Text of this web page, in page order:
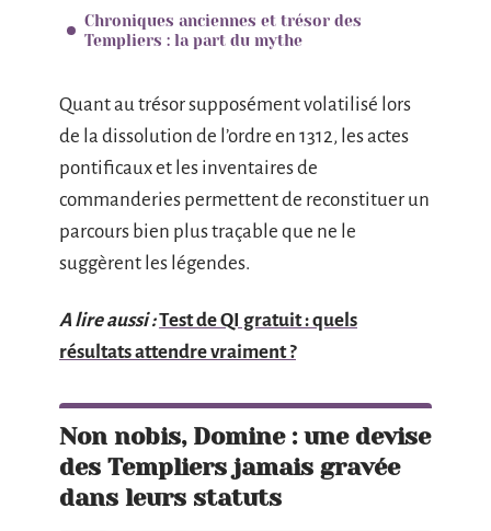
Chroniques anciennes et trésor des
Templiers : la part du mythe
Quant au trésor supposément volatilisé lors
de la dissolution de l’ordre en 1312, les actes
pontificaux et les inventaires de
commanderies permettent de reconstituer un
parcours bien plus traçable que ne le
suggèrent les légendes.
A lire aussi :Test de QI gratuit : quels
résultats attendre vraiment ?
Non nobis, Domine : une devise
des Templiers jamais gravée
dans leurs statuts